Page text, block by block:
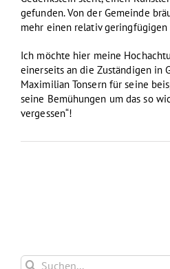
gefunden. Von der Gemeinde
mehr einen relativ geringfügigen
Ich möchte hier meine
einerseits an die Zuständigen in
Maximilian Tonsern für seine
seine Bemühungen um das so
vergessen“!
Suche